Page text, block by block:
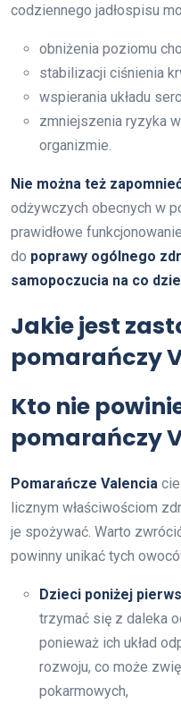
codziennego jadłospisu
obniżenia poziomu
stabilizacji ciśnienia
wspierania układu
zmniejszenia ryzyka
organizmie.
Nie można też
odżywczych obecnych w
prawidłowe
do poprawy ogólnego
samopoczucia na co
Jakie jest
pomarańczy
Kto nie
pomarańczy
Pomarańcze Valencia
licznym właściwościom
je spożywać. Warto
powinny unikać tych
Dzieci poniżej
trzymać się z daleka
ponieważ ich układ
rozwoju, co może
pokarmowych,